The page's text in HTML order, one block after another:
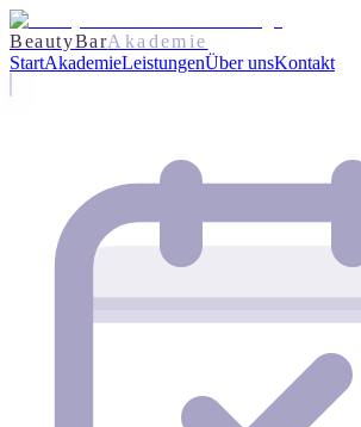
BeautyBarAkademie
StartAkademieLeistungenÜber unsKontakt